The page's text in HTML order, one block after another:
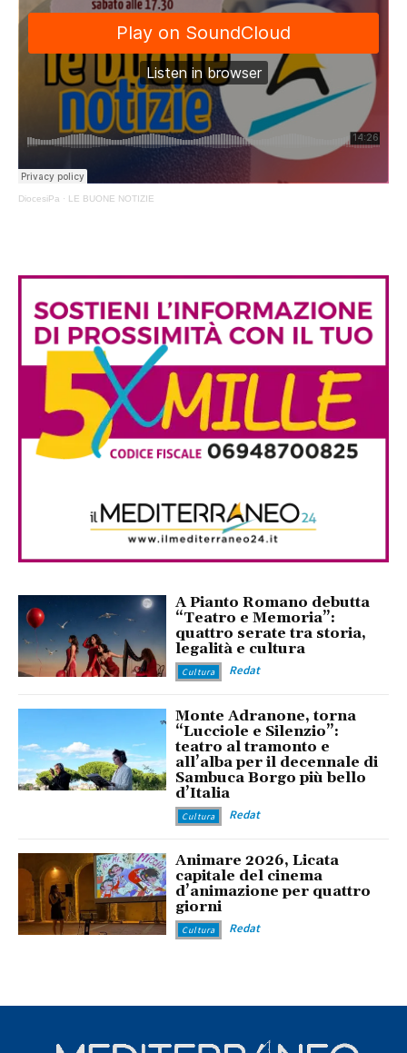
DiocesiPa · LE BUONE NOTIZIE
A Pianto Romano debutta
“Teatro e Memoria”:
quattro serate tra storia,
legalità e cultura
Cultura Redat
Monte Adranone, torna
“Lucciole e Silenzio”:
teatro al tramonto e
all’alba per il decennale di
Sambuca Borgo più bello
d’Italia
Cultura Redat
Animare 2026, Licata
capitale del cinema
d’animazione per quattro
giorni
Cultura Redat